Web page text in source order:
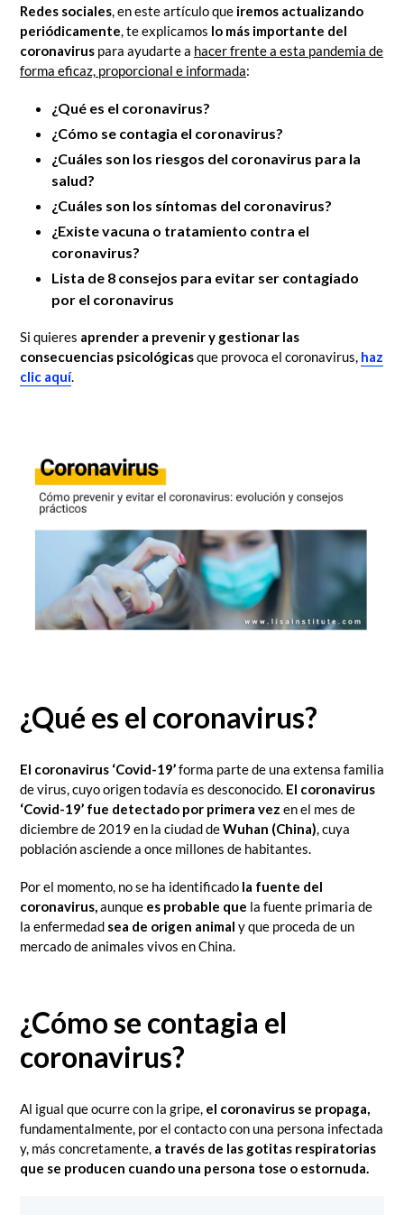
Redes sociales, en este artículo que iremos actualizando
periódicamente, te explicamos lo más importante del
coronavirus para ayudarte a hacer frente a esta pandemia de
forma eficaz, proporcional e informada:
¿Qué es el coronavirus?
¿Cómo se contagia el coronavirus?
¿Cuáles son los riesgos del coronavirus para la
salud?
¿Cuáles son los síntomas del coronavirus?
¿Existe vacuna o tratamiento contra el
coronavirus?
Lista de 8 consejos para evitar ser contagiado
por el coronavirus
Si quieres aprender a prevenir y gestionar las
consecuencias psicológicasque provoca el coronavirus, haz
clic aquí.
¿Qué es el coronavirus?
El coronavirus ‘Covid-19’forma parte de una extensa familia
de virus, cuyo origen todavía es desconocido. El coronavirus
‘Covid-19’ fue detectado por primera vez en el mes de
diciembre de 2019 en la ciudad deWuhan (China), cuya
población asciende a once millones de habitantes.
Por el momento, no se ha identificado la fuente del
coronavirus,aunque es probable que la fuente primaria de
la enfermedad sea de origen animal y que proceda de un
mercado de animales vivos en China.
¿Cómo se contagia el
coronavirus?
Al igual que ocurre con la gripe, el coronavirus se propaga,
fundamentalmente, por el contacto con una persona infectada
y, más concretamente, a través de las gotitas respiratorias
que se producen cuando una persona tose o estornuda.